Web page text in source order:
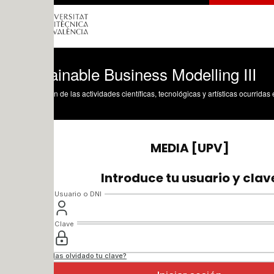
Business Modelling III
de las actividades científicas, tecnológicas y artísticas ocurridas en los tres